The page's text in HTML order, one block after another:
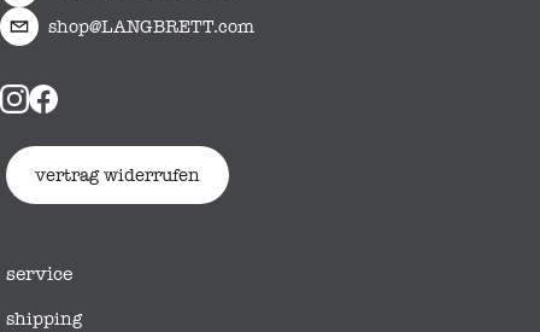
shop@LANGBRETT.com
vertrag widerrufen
service
shipping